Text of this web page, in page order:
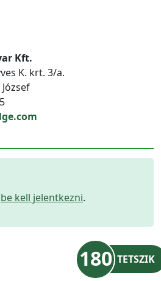
Kft.
K. krt. 3/a.
be kell jelentkezni.
180 TETSZIK